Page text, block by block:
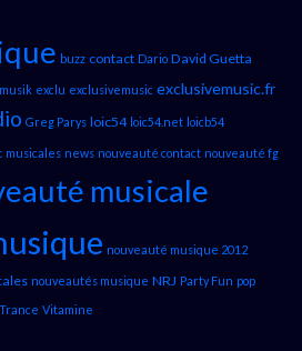
buzz contact Dario David Guetta
exclu exclusivemusic exclusivemusic.fr
Greg Parys loic54 loic54.net loicb54
musicales news nouveauté contact nouveauté fg
musicale
nouveauté musique 2012
nouveautés musique NRJ Party Fun pop
Trance Vitamine